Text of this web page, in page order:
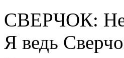
СВЕРЧОК:
Я ведь